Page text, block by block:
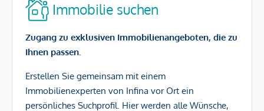
Immobilie suchen
Zugang zu exklusiven Immobilienangeboten, die zu
Ihnen passen.
Erstellen Sie gemeinsam mit einem
Immobilienexperten von Infina vor Ort ein
persönliches Suchprofil. Hier werden alle Wünsche,